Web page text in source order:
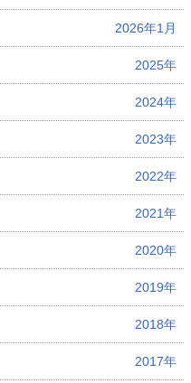
2026年1月
2025年
2024年
2023年
2022年
2021年
2020年
2019年
2018年
2017年